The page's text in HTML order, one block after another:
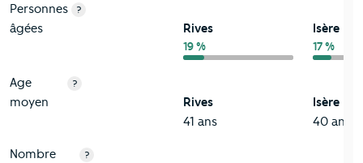
Personnes
âgées
?
Rives
19 %
Isère
17 %
Age
moyen
?
Rives
41 ans
Isère
40 ans
Nombre
?